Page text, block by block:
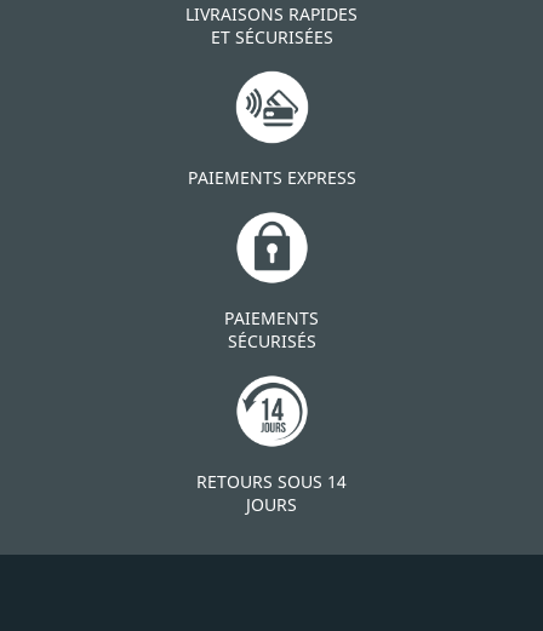
LIVRAISONS RAPIDES
ET SÉCURISÉES
PAIEMENTS EXPRESS
PAIEMENTS
SÉCURISÉS
RETOURS SOUS 14
JOURS